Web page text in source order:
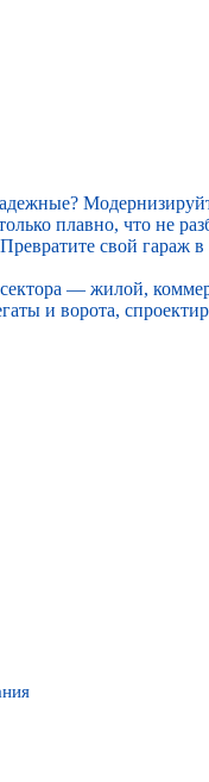
плавно, что не
свой гараж
— жилой,
и ворота,